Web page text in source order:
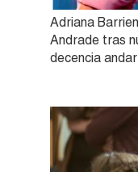
Adriana
Andrade tras
decencia